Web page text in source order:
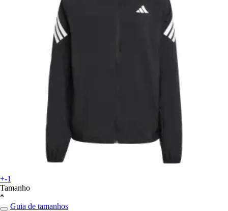
+-1
Tamanho
*
Guia de tamanhos